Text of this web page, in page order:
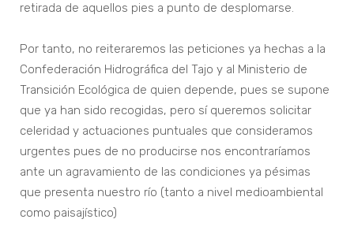
retirada de aquellos pies a punto de desplomarse.
Por tanto, no reiteraremos las peticiones ya hechas a la
Confederación Hidrográfica del Tajo y al Ministerio de
Transición Ecológica de quien depende, pues se supone
que ya han sido recogidas, pero sí queremos solicitar
celeridad y actuaciones puntuales que consideramos
urgentes pues de no producirse nos encontraríamos
ante un agravamiento de las condiciones ya pésimas
que presenta nuestro río (tanto a nivel medioambiental
como paisajístico)